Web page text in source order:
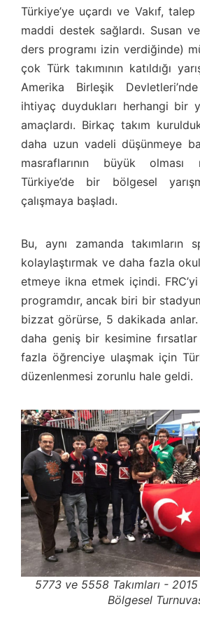
Türkiye’ye uçardı ve Vakıf,
maddi destek sağlardı. Susan
ders programı izin verdiğinde)
çok Türk takımının katıldığı
Amerika Birleşik
ihtiyaç duydukları herhangi bir
amaçlardı. Birkaç takım
daha uzun vadeli düşünmeye
masraflarının büyük olması
Türkiye’de bir bölgesel
çalışmaya başladı.
Bu, aynı zamanda takımların
kolaylaştırmak ve daha fazla
etmeye ikna etmek içindi.
programdır, ancak biri bir
bizzat görürse, 5 dakikada
daha geniş bir kesimine
fazla öğrenciye ulaşmak için
düzenlenmesi zorunlu hale geldi.
5773 ve 5558 Takımları -
Bölgesel